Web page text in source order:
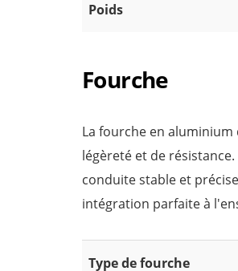
Poids
Fourche
La fourche en
légèreté et de
conduite stable et
intégration parfaite à
Type de fourche